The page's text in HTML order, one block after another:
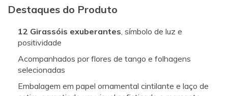
Destaques do Produto
12 Girassóis exuberantes, símbolo de luz e
positividade
Acompanhados por flores de tango e folhagens
selecionadas
Embalagem em papel ornamental cintilante e laço de